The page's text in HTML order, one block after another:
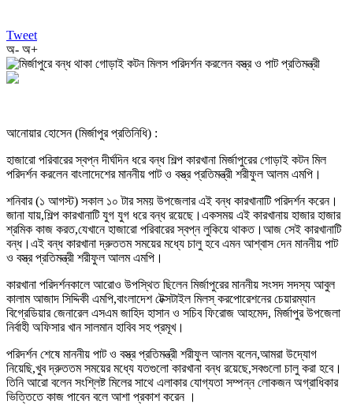
Tweet
অ- অ+
আনোয়ার হোসেন (মির্জাপুর প্রতিনিধি) :
হাজারো পরিবারের স্বপ্ন দীর্ঘদিন ধরে বন্ধ শিল্প কারখানা মির্জাপুরের গোড়াই কটন মিল
পরিদর্শন করলেন বাংলাদেশের মাননীয় পাট ও বস্ত্র প্রতিমন্ত্রী শরীফুল আলম এমপি।
শনিবার (১ আগস্ট) সকাল ১০ টার সময় উপজেলার এই বন্ধ কারখানাটি পরিদর্শন করেন।
জানা যায়,শিল্প কারখানাটি যুগ যুগ ধরে বন্ধ রয়েছে।একসময় এই কারখানায় হাজার হাজার
শ্রমিক কাজ করত,যেখানে হাজারো পরিবারের স্বপ্ন লুকিয়ে থাকত।আজ সেই কারখানাটি
বন্ধ।এই বন্ধ কারখানা দ্রুততম সময়ের মধ্যে চালু হবে এমন আশ্বাস দেন মাননীয় পাট
ও বস্ত্র প্রতিমন্ত্রী শরীফুল আলম এমপি।
কারখানা পরিদর্শনকালে আরোও উপস্থিত ছিলেন মির্জাপুরের মাননীয় সংসদ সদস্য আবুল
কালাম আজাদ সিদ্দিকী এমপি,বাংলাদেশ টেক্সটাইল মিলস্ করপোরেশনের চেয়ারম্যান
বিগ্রেডিয়ার জেনারেল এসএম জাহিদ হাসান ও সচিব ফিরোজ আহমেদ, মির্জাপুর উপজেলা
নির্বাহী অফিসার খান সালমান হাবিব সহ প্রমূখ।
পরিদর্শন শেষে মাননীয় পাট ও বস্ত্র প্রতিমন্ত্রী শরীফুল আলম বলেন,আমরা উদ্যোগ
নিয়েছি,খুব দ্রুততম সময়ের মধ্যে যতগুলো কারখানা বন্ধ রয়েছে,সবগুলো চালু করা হবে।
তিনি আরো বলেন সংশ্লিষ্ট মিলের সাথে এলাকার যোগ্যতা সম্পন্ন লোকজন অগ্রাধিকার
ভিত্তিতে কাজ পাবেন বলে আশা প্রকাশ করেন ।